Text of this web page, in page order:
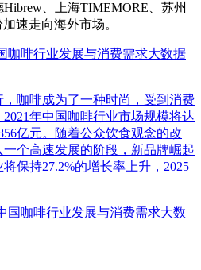
、上海TIMEMORE、苏州
速走向海外市场。
咖啡行业发展与消费需求大数据
咖啡成为了一种时尚，受到消费
年中国咖啡行业市场规模将达
亿元。随着公众饮食观念的改
个高速发展的阶段，新品牌崛起
保持27.2%的增长率上升，2025